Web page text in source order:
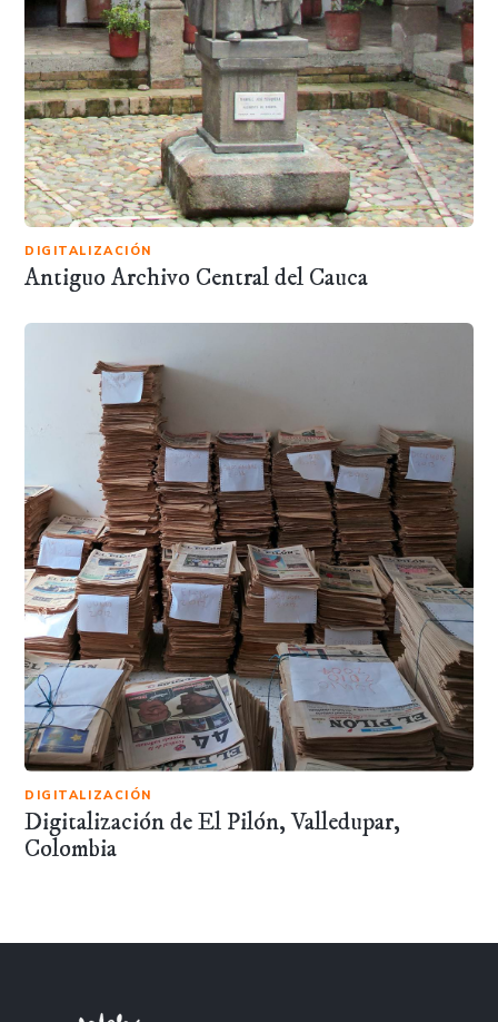
DIGITALIZACIÓN
Antiguo Archivo Central del Cauca
DIGITALIZACIÓN
Digitalización de El Pilón, Valledupar,
Colombia